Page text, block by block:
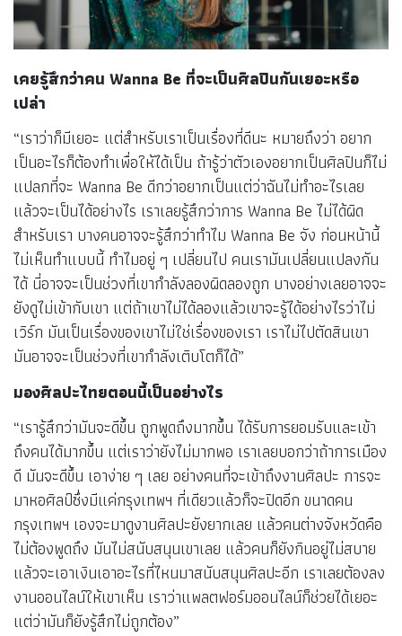
เคยรู้สึกว่าคน Wanna Be ที่จะเป็นศิลปินกันเยอะหรือ
เปล่า
“เราว่าก็มีเยอะ แต่สำหรับเราเป็นเรื่องที่ดีนะ หมายถึงว่า อยาก
เป็นอะไรก็ต้องทำเพื่อให้ได้เป็น ถ้ารู้ว่าตัวเองอยากเป็นศิลปินก็ไม่
แปลกที่จะ Wanna Be ดีกว่าอยากเป็นแต่ว่าฉันไม่ทำอะไรเลย
แล้วจะเป็นได้อย่างไร เราเลยรู้สึกว่าการ Wanna Be ไม่ได้ผิด
สำหรับเรา บางคนอาจจะรู้สึกว่าทำไม Wanna Be จัง ก่อนหน้านี้
ไม่เห็นทำแบบนี้ ทำไมอยู่ ๆ เปลี่ยนไป คนเรามันเปลี่ยนแปลงกัน
ได้ นี่อาจจะเป็นช่วงที่เขากำลังลองผิดลองถูก บางอย่างเลยอาจจะ
ยังดูไม่เข้ากับเขา แต่ถ้าเขาไม่ได้ลองแล้วเขาจะรู้ได้อย่างไรว่าไม่
เวิร์ก มันเป็นเรื่องของเขาไม่ใช่เรื่องของเรา เราไม่ไปตัดสินเขา
มันอาจจะเป็นช่วงที่เขากำลังเติบโตก็ได้”
มองศิลปะไทยตอนนี้เป็นอย่างไร
“เรารู้สึกว่ามันจะดีขึ้น ถูกพูดถึงมากขึ้น ได้รับการยอมรับและเข้า
ถึงคนได้มากขึ้น แต่เราว่ายังไม่มากพอ เราเลยบอกว่าถ้าการเมือง
ดี มันจะดีขึ้น เอาง่าย ๆ เลย อย่างคนที่จะเข้าถึงงานศิลปะ การจะ
มาหอศิลป์ซึ่งมีแค่กรุงเทพฯ ที่เดียวแล้วก็จะปิดอีก ขนาดคน
กรุงเทพฯ เองจะมาดูงานศิลปะยังยากเลย แล้วคนต่างจังหวัดคือ
ไม่ต้องพูดถึง มันไม่สนับสนุนเขาเลย แล้วคนก็ยังกินอยู่ไม่สบาย
แล้วจะเอาเงินเอาอะไรที่ไหนมาสนับสนุนศิลปะอีก เราเลยต้องลง
งานออนไลน์ให้เขาเห็น เราว่าแพลตฟอร์มออนไลน์ก็ช่วยได้เยอะ
แต่ว่ามันก็ยังรู้สึกไม่ถูกต้อง”